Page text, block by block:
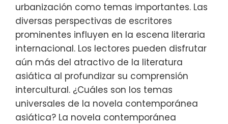
urbanización como temas importantes. Las
diversas perspectivas de escritores
prominentes influyen en la escena literaria
internacional. Los lectores pueden disfrutar
aún más del atractivo de la literatura
asiática al profundizar su comprensión
intercultural. ¿Cuáles son los temas
universales de la novela contemporánea
asiática? La novela contemporánea